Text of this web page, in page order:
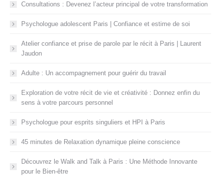
Consultations : Devenez l’acteur principal de votre transformation
Psychologue adolescent Paris | Confiance et estime de soi
Atelier confiance et prise de parole par le récit à Paris | Laurent
Jaudon
Adulte : Un accompagnement pour guérir du travail
Exploration de votre récit de vie et créativité : Donnez enfin du
sens à votre parcours personnel
Psychologue pour esprits singuliers et HPI à Paris
45 minutes de Relaxation dynamique pleine conscience
Découvrez le Walk and Talk à Paris : Une Méthode Innovante
pour le Bien-être